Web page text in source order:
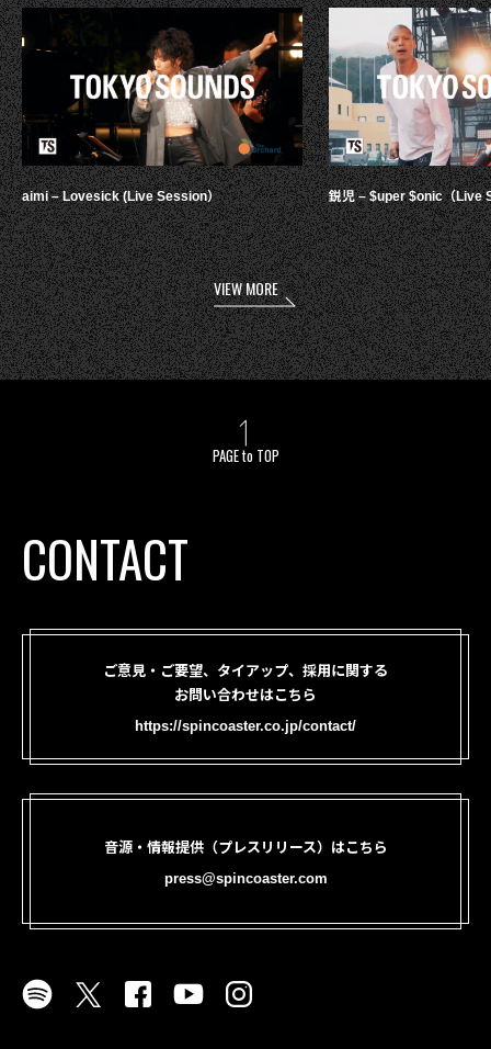
aimi – Lovesick (Live Session） 鋭児 – $uper $onic（Live
VIEW MORE
PAGE to TOP
CONTACT
ご意見・ご要望、タイアップ、採用に関する
お問い合わせはこちら
https://spincoaster.co.jp/contact/
音源・情報提供（プレスリリース）はこちら
press@spincoaster.com